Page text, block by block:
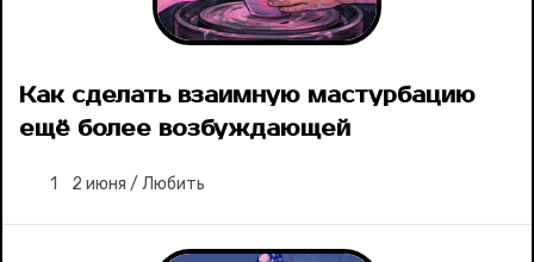
Как сделать взаимную мастурбацию
ещё более возбуждающей
1 2 июня / Любить